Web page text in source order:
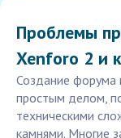
Проблемы
Xenforo 2 и
Создание форума
простым делом,
техническими
камнями. Многие